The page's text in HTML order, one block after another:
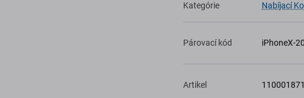
Kategórie Nabíjací
Párovací kód iPhoneX-
Artikel